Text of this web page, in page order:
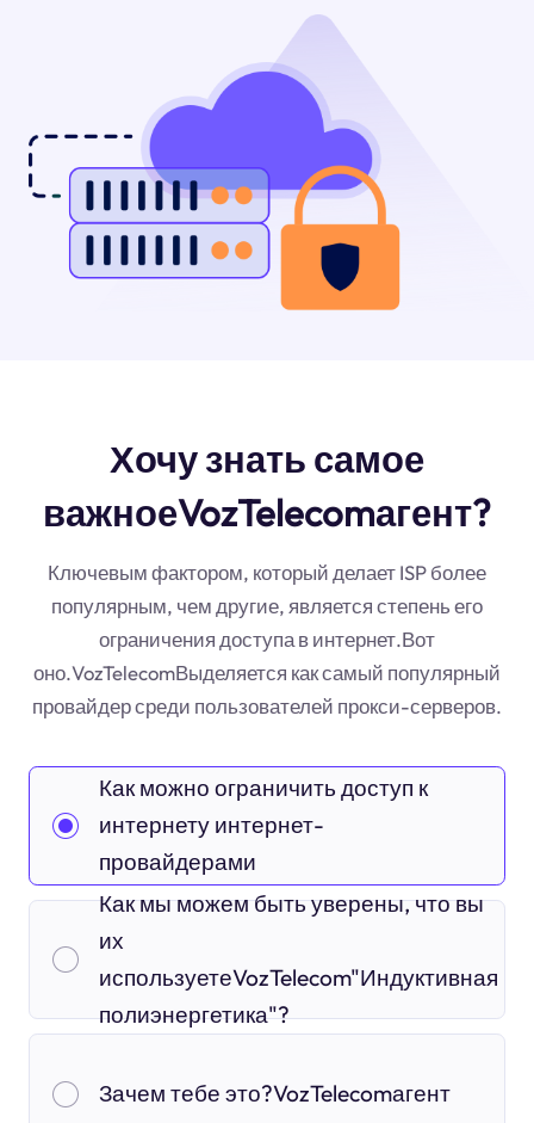
Хочу знать самое
важноеVozTelecomагент?
Ключевым фактором, который делает ISP более
популярным, чем другие, является степень его
ограничения доступа в интернет.Вот
оно.VozTelecomВыделяется как самый популярный
провайдер среди пользователей прокси-серверов.
Как можно ограничить доступ к
интернету интернет-
провайдерами
Как мы можем быть уверены, что вы
их
используетеVozTelecom"Индуктивная
полиэнергетика"?
Зачем тебе это?VozTelecomагент